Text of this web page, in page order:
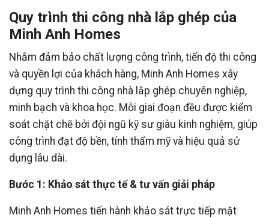
Quy trình thi công nhà lắp ghép của
Minh Anh Homes
Nhằm đảm bảo chất lượng công trình, tiến độ thi công
và quyền lợi của khách hàng, Minh Anh Homes xây
dựng quy trình thi công nhà lắp ghép chuyên nghiệp,
minh bạch và khoa học. Mỗi giai đoạn đều được kiểm
soát chặt chẽ bởi đội ngũ kỹ sư giàu kinh nghiệm, giúp
công trình đạt độ bền, tính thẩm mỹ và hiệu quả sử
dụng lâu dài.
Bước 1: Khảo sát thực tế & tư vấn giải pháp
Minh Anh Homes tiến hành khảo sát trực tiếp mặt